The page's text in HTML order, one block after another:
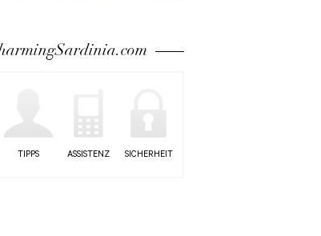
TIPPS ASSISTENZ SICHERHEIT